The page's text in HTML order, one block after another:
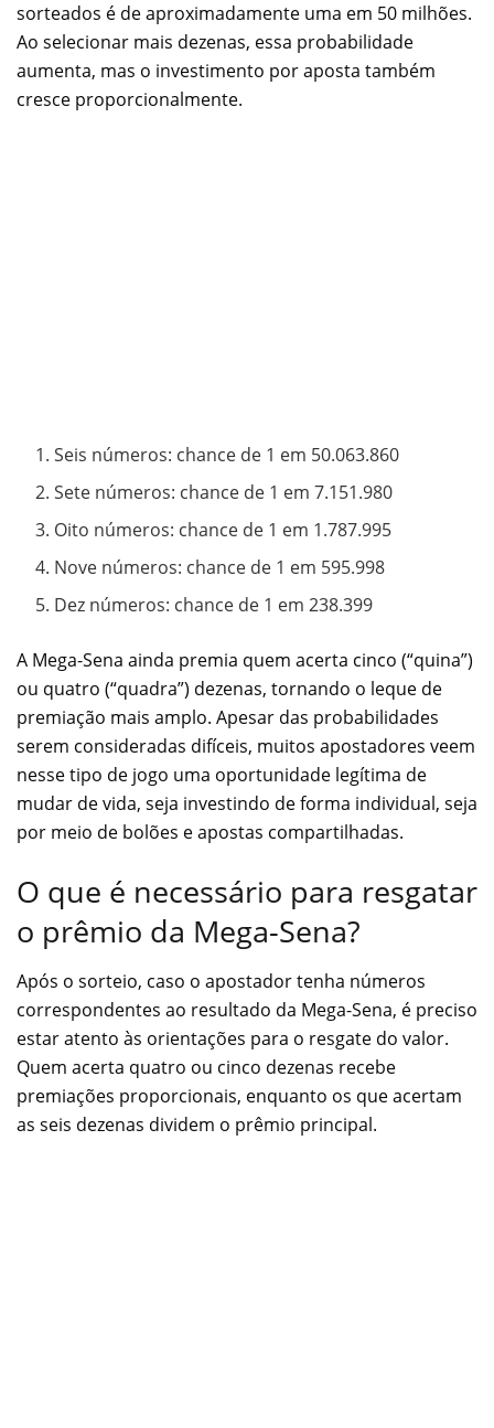
sorteados é de aproximadamente uma em 50 milhões.
Ao selecionar mais dezenas, essa probabilidade
aumenta, mas o investimento por aposta também
cresce proporcionalmente.
Seis números: chance de 1 em 50.063.860
Sete números: chance de 1 em 7.151.980
Oito números: chance de 1 em 1.787.995
Nove números: chance de 1 em 595.998
Dez números: chance de 1 em 238.399
A Mega-Sena ainda premia quem acerta cinco (“quina”)
ou quatro (“quadra”) dezenas, tornando o leque de
premiação mais amplo. Apesar das probabilidades
serem consideradas difíceis, muitos apostadores veem
nesse tipo de jogo uma oportunidade legítima de
mudar de vida, seja investindo de forma individual, seja
por meio de bolões e apostas compartilhadas.
O que é necessário para resgatar
o prêmio da Mega-Sena?
Após o sorteio, caso o apostador tenha números
correspondentes ao resultado da Mega-Sena, é preciso
estar atento às orientações para o resgate do valor.
Quem acerta quatro ou cinco dezenas recebe
premiações proporcionais, enquanto os que acertam
as seis dezenas dividem o prêmio principal.